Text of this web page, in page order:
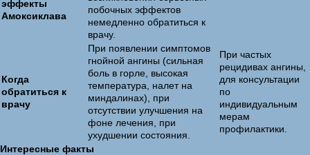
эффекты
Амоксиклава
побочных эффектов
немедленно обратиться к
врачу.
Когда
обратиться к
врачу
При появлении симптомов
гнойной ангины (сильная
боль в горле, высокая
температура, налет на
миндалинах), при
отсутствии улучшения на
фоне лечения, при
ухудшении состояния.
При частых
рецидивах ангины,
для консультации
по
индивидуальным
мерам
профилактики.
Интересные факты